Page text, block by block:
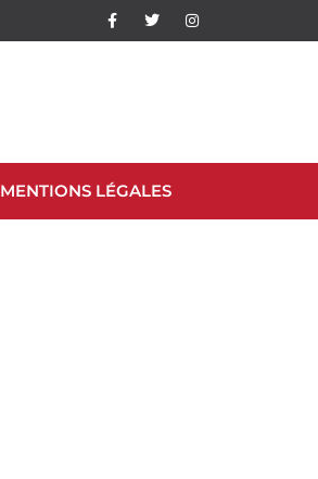
MENTIONS LÉGALES